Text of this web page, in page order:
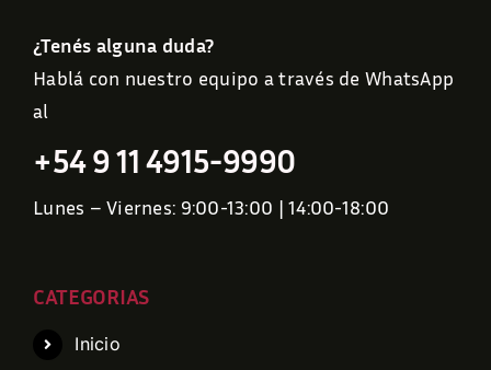
¿Tenés alguna duda?
Hablá con nuestro equipo a través de WhatsApp
al
+54 9 11 4915-9990
Lunes – Viernes: 9:00-13:00 | 14:00-18:00
CATEGORIAS
Inicio